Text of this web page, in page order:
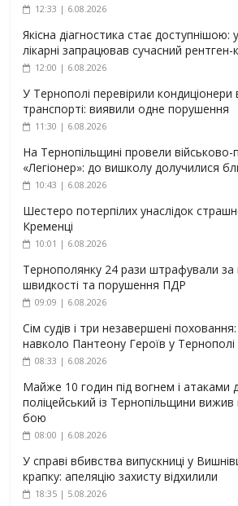
12:33 | 6.08.2026
Якісна діагностика стає доступнішою:
лікарні запрацював сучасний рентген-
12:00 | 6.08.2026
У Тернополі перевірили
транспорті: виявили одне порушення
11:30 | 6.08.2026
На Тернопільщині провели військово-
«Легіонер»: до вишколу долучилися
10:43 | 6.08.2026
Шестеро потерпілих унаслідок
Кременці
10:01 | 6.08.2026
Тернополянку 24 рази штрафували
швидкості та порушення ПДР
09:09 | 6.08.2026
Сім судів і три незавершені
навколо Пантеону Героїв у Тернополі
08:33 | 6.08.2026
Майже 10 годин під вогнем і атаками
поліцейський із Тернопільщини вижив
бою
08:00 | 6.08.2026
У справі вбивства випускниці у
крапку: апеляцію захисту відхилили
18:35 | 5.08.2026